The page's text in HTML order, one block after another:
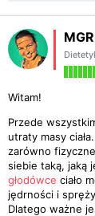
Witam!
Przede
utraty masy
zarówno
siebie taką, jaką
głodówce ciało
jędrności i
Dlatego ważne